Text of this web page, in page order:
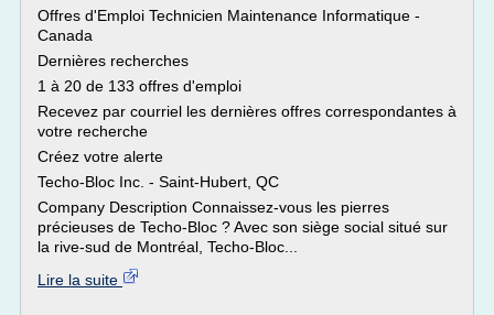
Offres d'Emploi Technicien Maintenance Informatique -
Canada
Dernières recherches
1 à 20 de 133 offres d'emploi
Recevez par courriel les dernières offres correspondantes à
votre recherche
Créez votre alerte
Techo-Bloc Inc. - Saint-Hubert, QC
Company Description Connaissez-vous les pierres
précieuses de Techo-Bloc ? Avec son siège social situé sur
la rive-sud de Montréal, Techo-Bloc...
Lire la suite